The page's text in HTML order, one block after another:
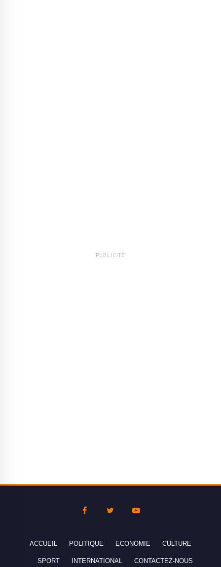
PUBLICITÉ
ACCUEIL POLITIQUE ECONOMIE CULTURE
SPORT INTERNATIONAL CONTACTEZ-NOUS